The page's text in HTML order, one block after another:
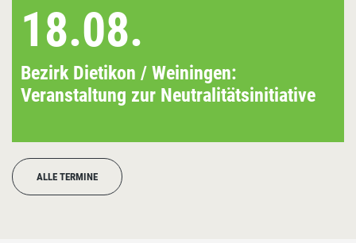
18.08.
Bezirk Dietikon / Weiningen:
Veranstaltung zur Neutralitätsinitiative
ALLE TERMINE